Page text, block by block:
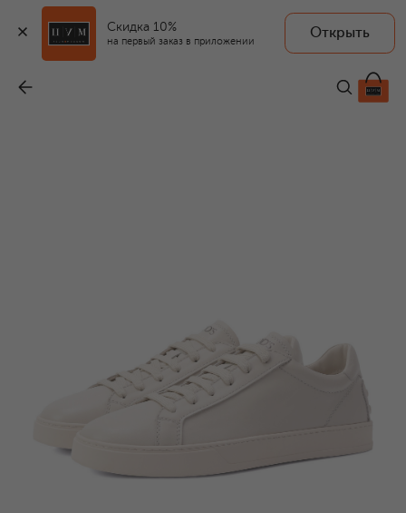
Скидка 10%
на первый заказ в приложении
Открыть
73 200 ₽